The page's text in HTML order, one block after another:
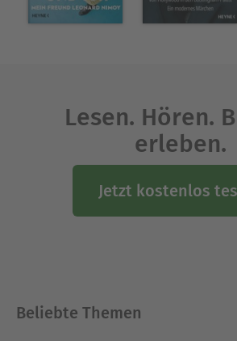
Lesen. Hören.
erleben.
Jetzt kostenlos
Beliebte Themen